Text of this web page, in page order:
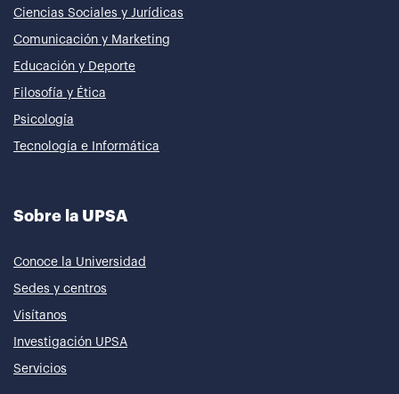
Ciencias Sociales y Jurídicas
Comunicación y Marketing
Educación y Deporte
Filosofía y Ética
Psicología
Tecnología e Informática
Sobre la UPSA
Conoce la Universidad
Sedes y centros
Visítanos
Investigación UPSA
Servicios